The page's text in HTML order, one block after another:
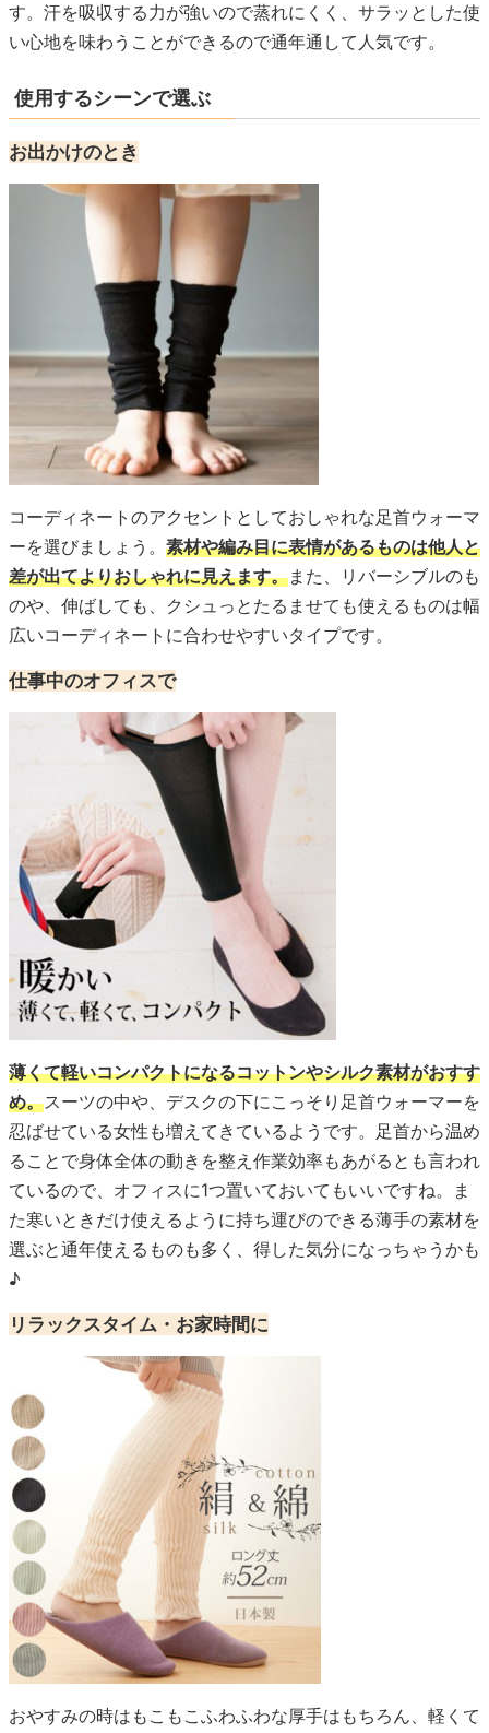
す。汗を吸収する力が強いので蒸れにくく、サラッとした使
い心地を味わうことができるので通年通して人気です。
使用するシーンで選ぶ
お出かけのとき
コーディネートのアクセントとしておしゃれな足首ウォーマ
ーを選びましょう。 素材や編み目に表情があるものは他人と
差が出てよりおしゃれに見えます。また、リバーシブルのも
のや、伸ばしても、クシュっとたるませても使えるものは幅
広いコーディネートに合わせやすいタイプです。
仕事中のオフィスで
薄くて軽いコンパクトになるコットンやシルク素材がおすす
め。スーツの中や、デスクの下にこっそり足首ウォーマーを
忍ばせている女性も増えてきているようです。足首から温め
ることで身体全体の動きを整え作業効率もあがるとも言われ
ているので、オフィスに1つ置いておいてもいいですね。ま
た寒いときだけ使えるように持ち運びのできる薄手の素材を
選ぶと通年使えるものも多く、得した気分になっちゃうかも
♪
リラックスタイム・お家時間に
おやすみの時はもこもこふわふわな厚手はもちろん、軽くて